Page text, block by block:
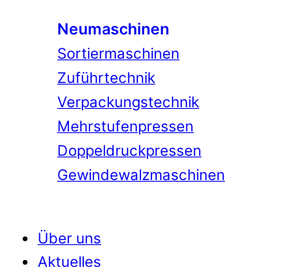
Neumaschinen
Sortiermaschinen
Zuführtechnik
Verpackungstechnik
Mehrstufenpressen
Doppeldruckpressen
Gewindewalzmaschinen
Über uns
Aktuelles